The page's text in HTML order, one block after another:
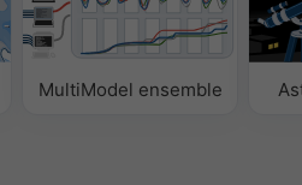
MultiModel ensemble